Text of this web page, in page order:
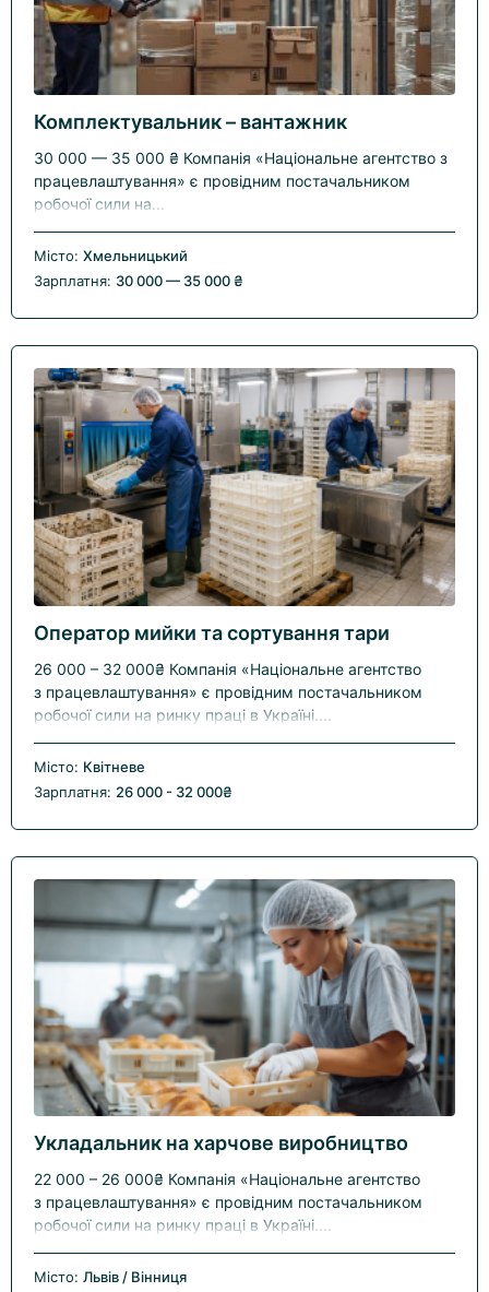
Комплектувальник – вантажник
30 000 — 35 000 ₴ Компанія «Національне агентство з
працевлаштування» є провідним постачальником
робочої сили на...
Місто: Хмельницький
Зарплатня: 30 000 — 35 000 ₴
Оператор мийки та сортування тари
26 000 – 32 000₴ Компанія «Національне агентство
з працевлаштування» є провідним постачальником
робочої сили на ринку праці в Україні....
Місто: Квітневе
Зарплатня: 26 000 - 32 000₴
Укладальник на харчове виробництво
22 000 – 26 000₴ Компанія «Національне агентство
з працевлаштування» є провідним постачальником
робочої сили на ринку праці в Україні....
Місто: Львів / Вінниця